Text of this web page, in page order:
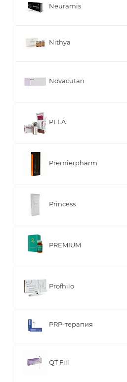
Neuramis
Nithya
Novacutan
PLLA
Premierpharm
Princess
PREMIUM
Profhilo
PRP-терапия
QT Fill